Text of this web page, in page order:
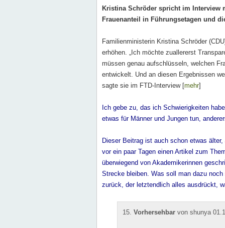
Kristina Schröder spricht im Interview
Frauenanteil in Führungsetagen und
Familienministerin Kristina Schröder
erhöhen. „Ich möchte zuallererst
müssen genau aufschlüsseln, welchen
entwickelt. Und an diesen Ergebnissen
sagte sie im FTD-Interview [mehr]
Ich gebe zu, das ich Schwierigkeiten
etwas für Männer und Jungen tun,
Dieser Beitrag ist auch schon etwas
vor ein paar Tagen einen Artikel zum
überwiegend von Akademikerinnen
Strecke bleiben. Was soll man dazu
zurück, der letztendlich alles ausdrückt,
15. Vorhersehbar von shunya